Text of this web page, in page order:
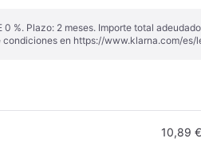
Plazo: 2 meses. Importe total
condiciones en https://www.klarna.com/es/
10,89